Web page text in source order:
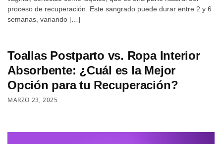
proceso de recuperación. Este sangrado puede durar entre 2 y 6
semanas, variando […]
Toallas Postparto vs. Ropa Interior
Absorbente: ¿Cuál es la Mejor
Opción para tu Recuperación?
MARZO 23, 2025